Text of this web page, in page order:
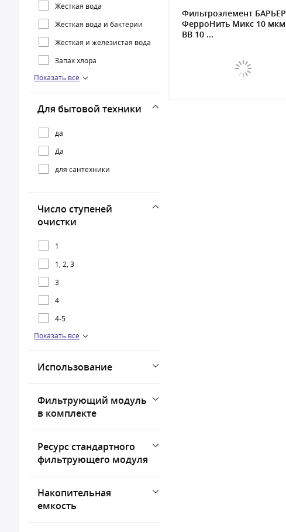
Жесткая вода
Жесткая вода и бактерии
Жесткая и железистая вода
Запах хлора
Мутная вода
Очень грязная вода
Требуется минерализация
Показать все
Для бытовой техники
да
Да
для сантехники
Число ступеней
очистки
1
1, 2, 3
3
4
4-5
5
Показать все
Использование
Фильтрующий модуль
в комплекте
Ресурс стандартного
фильтрующего модуля
Накопительная
емкость
Фильтроэлемент БАРЬЕР
ФерроНить Микс 10 мкм
BB 10 ...